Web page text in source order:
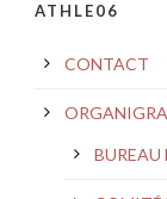
ATHLE06
CONTACT
BUREAU